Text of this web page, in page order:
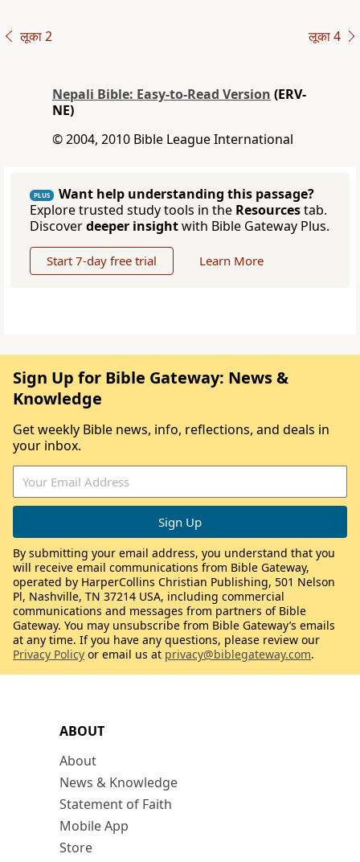
लूका 2 लूका 4
Nepali Bible: Easy-to-Read Version (ERV-
NE)
© 2004, 2010 Bible League International
PLUS
Want help understanding this passage?
Explore trusted study tools in the Resourcestab.
Discoverdeeper insightwith Bible Gateway Plus.
Start 7-day free trial Learn More
ABOUT
About
News & Knowledge
Statement of Faith
Mobile App
Store
Sign Up for Bible Gateway: News &
Knowledge
Get weekly Bible news, info, reflections, and deals in
your inbox.
By submitting your email address, you understand that you
will receive email communications from Bible Gateway,
operated by HarperCollins Christian Publishing, 501 Nelson
Pl, Nashville, TN 37214 USA, including commercial
communications and messages from partners of Bible
Gateway. You may unsubscribe from Bible Gateway’s emails
at any time. If you have any questions, please review our
Privacy Policy or email us at privacy@biblegateway.com.